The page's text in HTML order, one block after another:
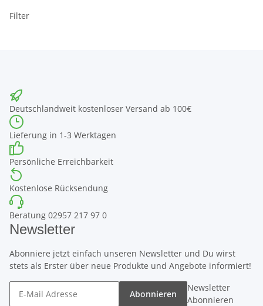
Filter
Deutschlandweit kostenloser Versand ab 100€
Lieferung in 1-3 Werktagen
Persönliche Erreichbarkeit
Kostenlose Rücksendung
Beratung 02957 217 97 0
Newsletter
Abonniere jetzt einfach unseren Newsletter und Du wirst
stets als Erster über neue Produkte und Angebote informiert!
Abonnieren
Newsletter
Abonnieren